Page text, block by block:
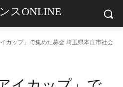
スONLINE
イカップ」で集めた募金 埼玉県本庄市社会